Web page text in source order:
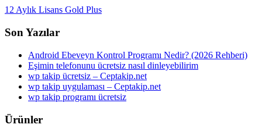
12 Aylık Lisans Gold Plus
Son Yazılar
Android Ebeveyn Kontrol Programı Nedir? (2026 Rehberi)
Eşimin telefonunu ücretsiz nasıl dinleyebilirim
wp takip ücretsiz – Ceptakip.net
wp takip uygulaması – Ceptakip.net
wp takip programı ücretsiz
Ürünler